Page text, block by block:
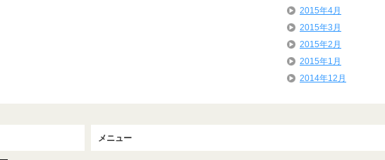
2015年4月
2015年3月
2015年2月
2015年1月
2014年12月
メニュー